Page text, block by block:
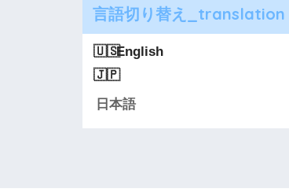
言語切り替え_translation
English
日本語